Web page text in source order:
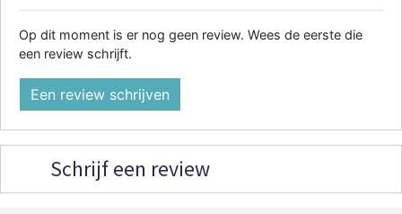
Op dit moment is er nog geen review. Wees de eerste die
een review schrijft.
Een review schrijven
Schrijf een review